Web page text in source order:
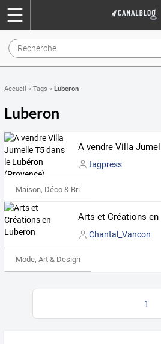
Accueil » Tags » Luberon
Luberon
tagpress
Maison, Déco & Bricolage
Chantal_Vancon
Mode, Art & Design
1